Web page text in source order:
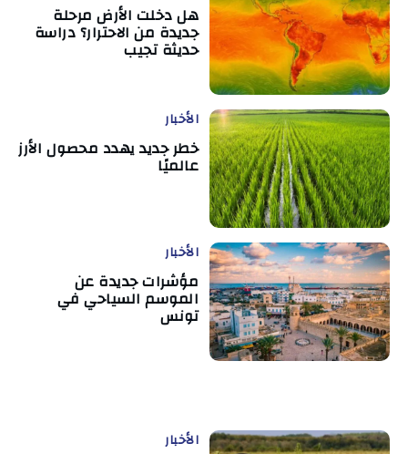
هل دخلت الأرض مرحلة
جديدة من الاحترار؟ دراسة
حديثة تجيب
الأخبار
خطر جديد يهدد محصول الأرز
عالميًا
الأخبار
مؤشرات جديدة عن
الموسم السياحي في
تونس
الأخبار